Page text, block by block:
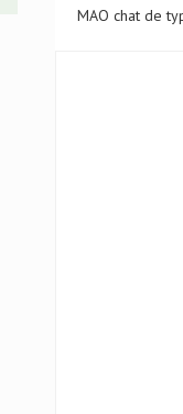
MAO chat de